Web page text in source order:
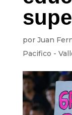
por Juan
Pacifico -